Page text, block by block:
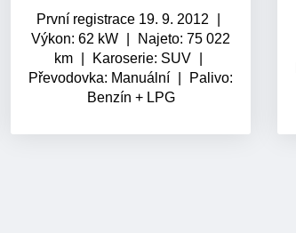
První registrace 19. 9. 2012
Výkon: 62 kW
Najeto: 75 022
km
Karoserie: SUV
Převodovka: Manuální
Palivo:
Benzín + LPG